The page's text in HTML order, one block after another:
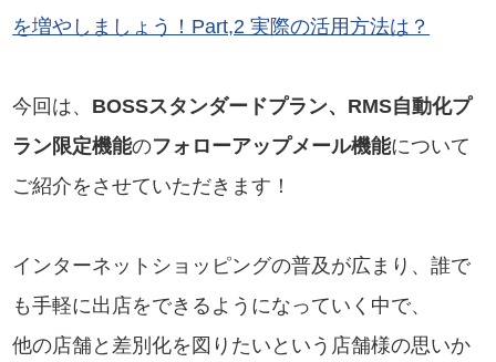
を増やしましょう！Part,2 実際の活用方法は？
今回は、 BOSSスタンダードプラン、RMS自動化プ
ラン限定機能のフォローアップメール機能について
ご紹介をさせていただきます！
インターネットショッピングの普及が広まり、誰で
も手軽に出店をできるようになっていく中で、
他の店舗と差別化を図りたいという店舗様の思いか